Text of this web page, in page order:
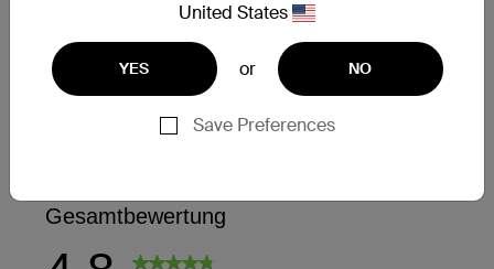
United States
YES or NO
Save Preferences